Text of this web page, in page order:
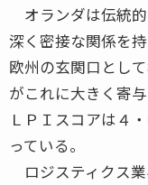
オランダは伝統
深く密接な関係を持
欧州の玄関口とし
がこれに大きく寄与
ＬＰＩスコアは４
っている。
ロジスティクス